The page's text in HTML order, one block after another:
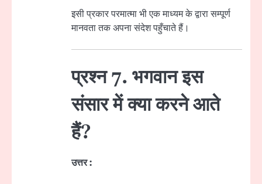
इसी प्रकार परमात्मा भी एक माध्यम के द्वारा सम्पूर्ण
मानवता तक अपना संदेश पहुँचाते हैं।
प्रश्न 7. भगवान इस
संसार में क्या करने आते
हैं?
उत्तर :